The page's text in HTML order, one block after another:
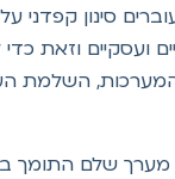
סינון קפדני על
וזאת כדי
השלמת
שלם התומך